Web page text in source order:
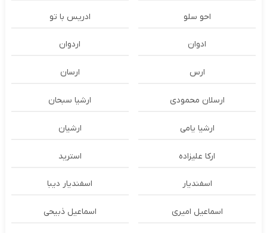
احو سلو ادریس با تو
ادوان اردوان
ارس ارسان
ارسلان محمودی ارشیا سبحان
ارشیا یامی ارشیان
ارکا علیزاده استرید
اسفندیار اسفندیار دیبا
اسماعیل امیری اسماعیل ذبیحی